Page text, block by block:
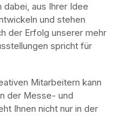
aus Ihrer Idee
und stehen
der Erfolg unserer mehr
spricht für
Mitarbeitern kann
der Messe- und
Ihnen nicht nur in der